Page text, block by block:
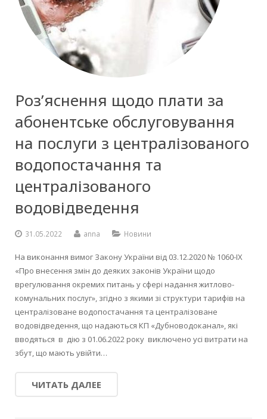
Роз’яснення щодо плати за
абонентське обслуговування
на послуги з централізованого
водопостачання та
централізованого
водовідведення
31.05.2022 anna Новини
На виконання вимог Закону України від 03.12.2020 № 1060-ІХ
«Про внесення змін до деяких законів України щодо
врегулювання окремих питань у сфері надання житлово-
комунальних послуг», згідно з якими зі структури тарифів на
централізоване водопостачання та централізоване
водовідведення, що надаються КП «Дубноводоканал», які
вводяться в дію з 01.06.2022 року виключено усі витрати на
збут, що мають увійти…
ЧИТАТЬ ДАЛЕЕ